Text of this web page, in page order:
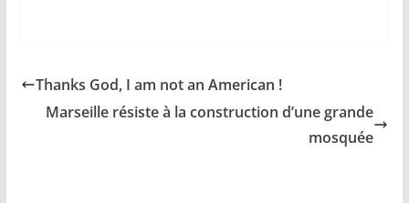
Thanks God, I am not an American !
Marseille résiste à la construction d’une grande
mosquée